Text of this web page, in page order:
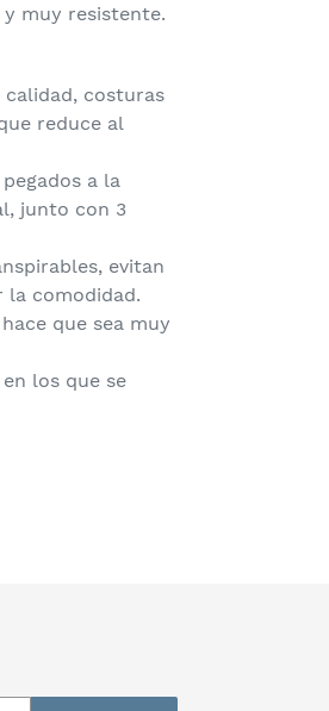
muy resistente.
costuras
reduce al
a la
junto con 3
evitan
la comodidad.
que sea muy
los que se